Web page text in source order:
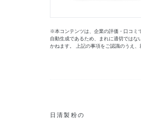
※本コンテンツは、企業の評価・口コミ
自動生成であるため、まれに適切では
かねます。 上記の事項をご認識のうえ
日清製粉の